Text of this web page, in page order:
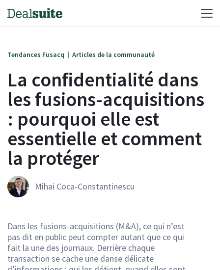
Tendances Fusacq | Articles de la communauté
La confidentialité dans
les fusions-acquisitions
: pourquoi elle est
essentielle et comment
la protéger
Mihai Coca-Constantinescu
Dans les fusions-acquisitions (M&A), ce qui n’est
pas dit en public peut compter autant que ce qui
fait la une des journaux. Derrière chaque
transaction se cache une danse délicate